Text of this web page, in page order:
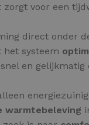
zorgt voor een
direct onder
het systeem
en gelijkmatig
warmtebeleving